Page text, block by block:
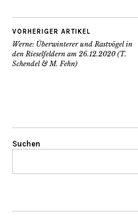
VORHERIGER ARTIKEL
Werne: Überwinterer und Rastvögel in
den Rieselfeldern am 26.12.2020 (T.
Schendel & M. Fehn)
Suchen